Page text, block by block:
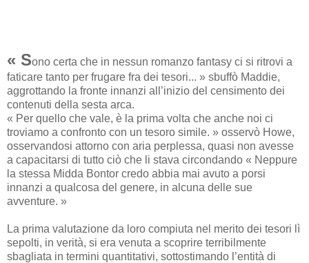
« Sono certa che in nessun romanzo fantasy ci si ritrovi a
faticare tanto per frugare fra dei tesori... » sbuffò Maddie,
aggrottando la fronte innanzi all’inizio del censimento dei
contenuti della sesta arca.
« Per quello che vale, è la prima volta che anche noi ci
troviamo a confronto con un tesoro simile. » osservò Howe,
osservandosi attorno con aria perplessa, quasi non avesse
a capacitarsi di tutto ciò che li stava circondando « Neppure
la stessa Midda Bontor credo abbia mai avuto a porsi
innanzi a qualcosa del genere, in alcuna delle sue
avventure. »
La prima valutazione da loro compiuta nel merito dei tesori lì
sepolti, in verità, si era venuta a scoprire terribilmente
sbagliata in termini quantitativi, sottostimando l’entità di